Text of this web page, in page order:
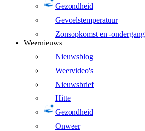
Gezondheid
Gevoelstemperatuur
Zonsopkomst en -ondergang
Weernieuws
Nieuwsblog
Weervideo's
Nieuwsbrief
Hitte
Gezondheid
Onweer